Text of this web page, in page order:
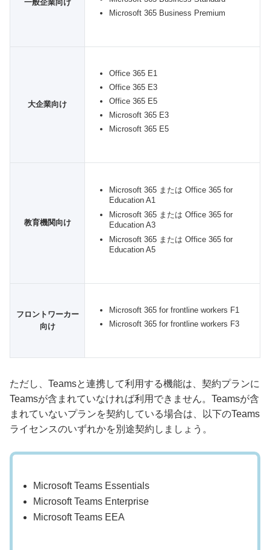
一般企業向け
Microsoft 365 Business Premium
大企業向け
Office 365 E1
Office 365 E3
Office 365 E5
Microsoft 365 E3
Microsoft 365 E5
教育機関向け
Microsoft 365 または Office 365 for
Education A1
Microsoft 365 または Office 365 for
Education A3
Microsoft 365 または Office 365 for
Education A5
フロントワーカー
向け
Microsoft 365 for frontline workers F1
Microsoft 365 for frontline workers F3
ただし、Teamsと連携して利用する機能は、契約プランに
Teamsが含まれていなければ利用できません。Teamsが含
まれていないプランを契約している場合は、以下のTeams
ライセンスのいずれかを別途契約しましょう。
Microsoft Teams Essentials
Microsoft Teams Enterprise
Microsoft Teams EEA